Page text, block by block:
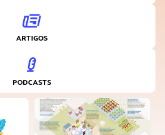
ARTIGOS
PODCASTS